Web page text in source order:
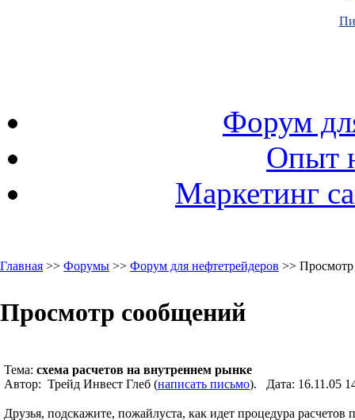
Форум
Опыт
Маркетинг
Главная >> Форумы >> Форум для нефтетрейдеров >>
Просмотр сообщений
Тема: схема расчетов на внутреннем рынке
Автор: Трейд Инвест Глеб (написать письмо). Дата: 16.11.05
Друзья, подскажите, пожайлуста, как идет процедура